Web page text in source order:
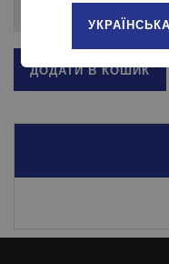
ДОДАТИ В КОШИК
УКРАЇНСЬКА